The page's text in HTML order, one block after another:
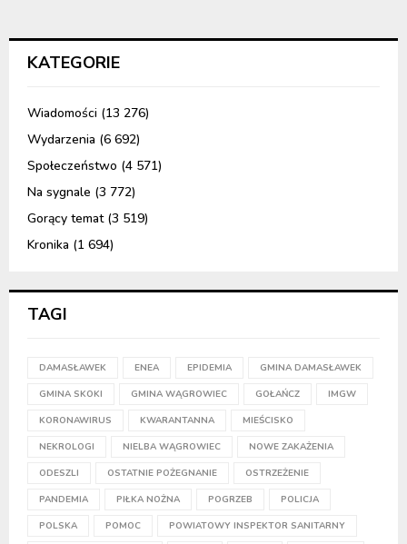
KATEGORIE
Wiadomości (13 276)
Wydarzenia (6 692)
Społeczeństwo (4 571)
Na sygnale (3 772)
Gorący temat(3 519)
Kronika (1 694)
TAGI
DAMASŁAWEK ENEA EPIDEMIA GMINA DAMASŁAWEK
GMINA SKOKI GMINA WĄGROWIEC GOŁAŃCZ IMGW
KORONAWIRUS KWARANTANNA MIEŚCISKO
NEKROLOGI NIELBA WĄGROWIEC NOWE ZAKAŻENIA
ODESZLI OSTATNIE POŻEGNANIE OSTRZEŻENIE
PANDEMIA PIŁKA NOŻNA POGRZEB POLICJA
POLSKA POMOC POWIATOWY INSPEKTOR SANITARNY